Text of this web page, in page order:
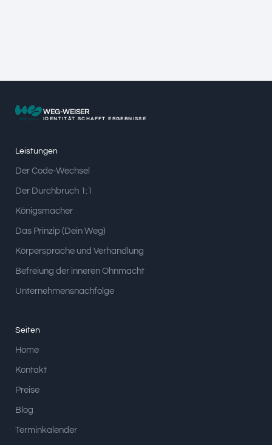
WEG-WEISER
IDENTITÄT SCHAFFT ERGEBNISSE
Leistungen
Der Code-Wechsel
Der Durchbruch 1:1
Königsmacher
Das Prinzip (Dein Weg)
Körpersprache und Verhandlung
Befreiung der inneren Ohnmacht
Unternehmensnachfolge
Seiten
Home
Kontakt
Preise
Blog
Terminkalender